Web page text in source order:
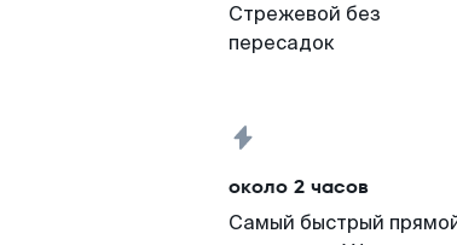
Стрежевой без
пересадок
около 2 часов
Самый быстрый